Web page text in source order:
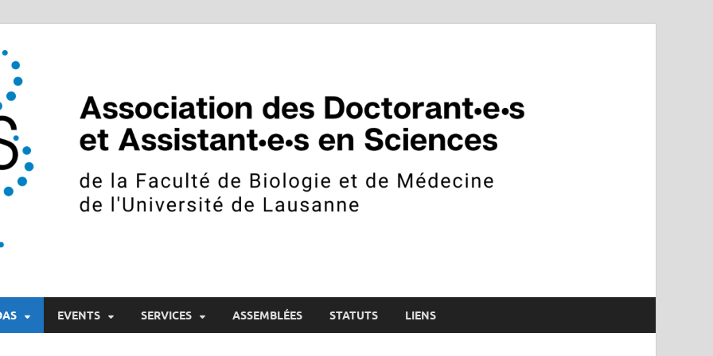
et Assistants en Sciences
EVENTS SERVICES ASSEMBLÉES STATUTS LIENS